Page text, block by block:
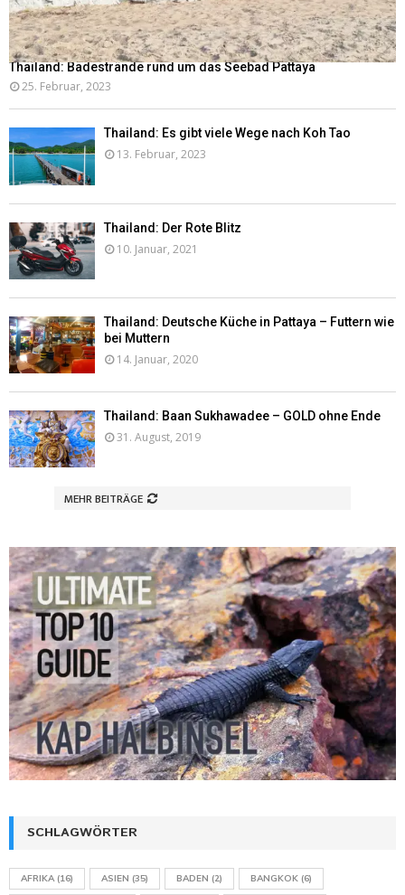
Thailand: Badestrände rund um das Seebad Pattaya
25. Februar, 2023
Thailand: Es gibt viele Wege nach Koh Tao
13. Februar, 2023
Thailand: Der Rote Blitz
10. Januar, 2021
Thailand: Deutsche Küche in Pattaya – Futtern wie
bei Muttern
14. Januar, 2020
Thailand: Baan Sukhawadee – GOLD ohne Ende
31. August, 2019
MEHR BEITRÄGE
SCHLAGWÖRTER
AFRIKA(16) ASIEN (35) BADEN (2) BANGKOK (6)